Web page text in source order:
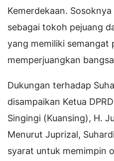
Kemerdekaan.
sebagai tokoh pejuang
yang memiliki semangat
memperjuangkan
Dukungan terhadap
disampaikan Ketua
Singingi (Kuansing), H.
Menurut Juprizal,
syarat untuk memimpin